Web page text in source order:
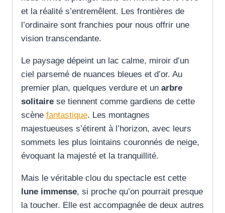
et la réalité s’entremêlent. Les frontières de
l’ordinaire sont franchies pour nous offrir une
vision transcendante.
Le paysage dépeint un lac calme, miroir d’un
ciel parsemé de nuances bleues et d’or. Au
premier plan, quelques verdure et un arbre
solitaire se tiennent comme gardiens de cette
scène fantastique. Les montagnes
majestueuses s’étirent à l’horizon, avec leurs
sommets les plus lointains couronnés de neige,
évoquant la majesté et la tranquillité.
Mais le véritable clou du spectacle est cette
lune immense, si proche qu’on pourrait presque
la toucher. Elle est accompagnée de deux autres